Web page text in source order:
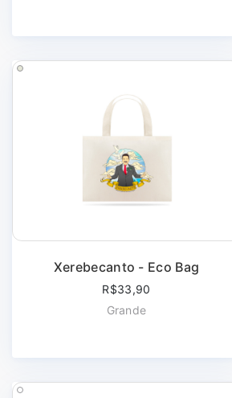
Xerebecanto - Eco Bag
R$33,90
Grande